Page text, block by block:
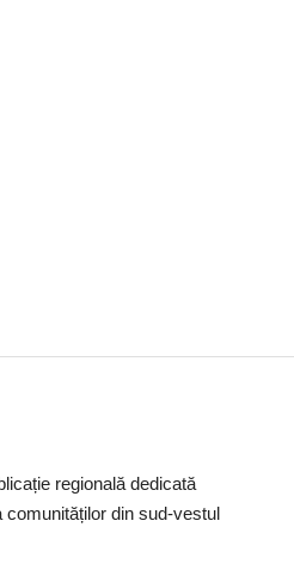
regională dedicată
din sud-vestul